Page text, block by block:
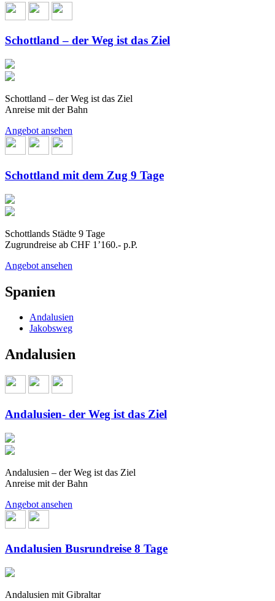
Schottland – der Weg ist das Ziel
Schottland – der Weg ist das Ziel
Anreise mit der Bahn
Angebot ansehen
Schottland mit dem Zug 9 Tage
Schottlands Städte 9 Tage
Zugrundreise ab CHF 1’160.- p.P.
Angebot ansehen
Spanien
Andalusien
Jakobsweg
Andalusien
Andalusien- der Weg ist das Ziel
Andalusien – der Weg ist das Ziel
Anreise mit der Bahn
Angebot ansehen
Andalusien Busrundreise 8 Tage
Andalusien mit Gibraltar